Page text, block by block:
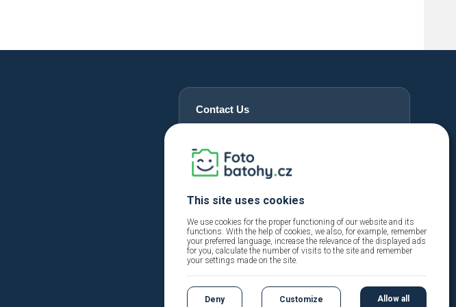
Contact Us
info@fotobatohy.cz
This site uses cookies
We use cookies for the proper functioning of our website and its
functions. With the help of cookies, we also, for example, remember
your preferred language, increase the relevance of the displayed ads
for you, calculate the number of visits to the site and remember
your settings made on the site.
Deny Customize Allow all